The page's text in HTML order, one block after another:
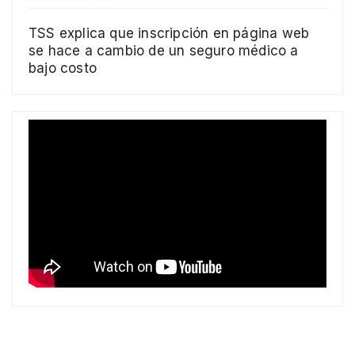
TSS explica que inscripción en página web
se hace a cambio de un seguro médico a
bajo costo